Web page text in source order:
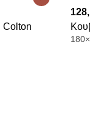
Colton